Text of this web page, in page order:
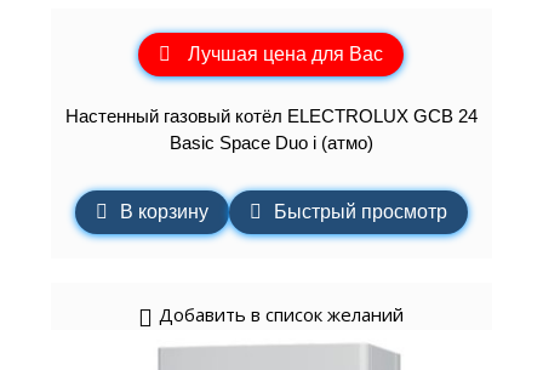
Лучшая цена для Вас
Настенный газовый котёл ELECTROLUX GCB 24
Basic Space Duo i (атмо)
В корзину Быстрый просмотр
Добавить в список желаний